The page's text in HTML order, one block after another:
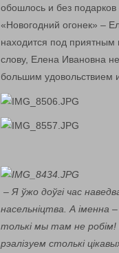
обошлось и без
«Новогодний огонек» –
находится под приятным
слову, Елена Ивановна
большим удовольствием
– Я ўжо доўгі час
насельніцтва. А іменна
толькі мы там не робім!
рэалізуем столькі